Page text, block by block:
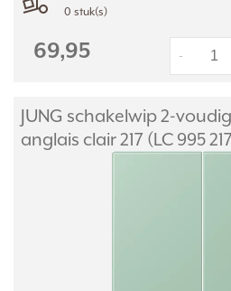
0 stuk(s)
69,95 -
JUNG schakelwip 2-
anglais clair 217 (LC 995